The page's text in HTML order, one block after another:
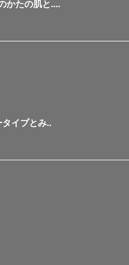
かたの肌と....
イプとみ..